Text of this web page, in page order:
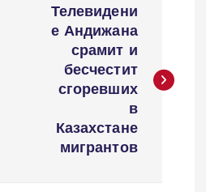
Телевидени
е Андижана
срамит и
бесчестит
сгоревших
в
Казахстане
мигрантов